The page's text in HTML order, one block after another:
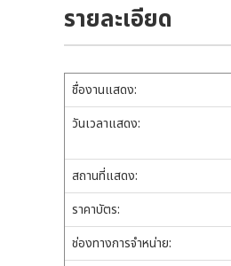
รายละเอียด
ชื่องานแสดง:
วันเวลาแสดง:
สถานที่แสดง:
ราคาบัตร:
ช่องทางการจำหน่าย: